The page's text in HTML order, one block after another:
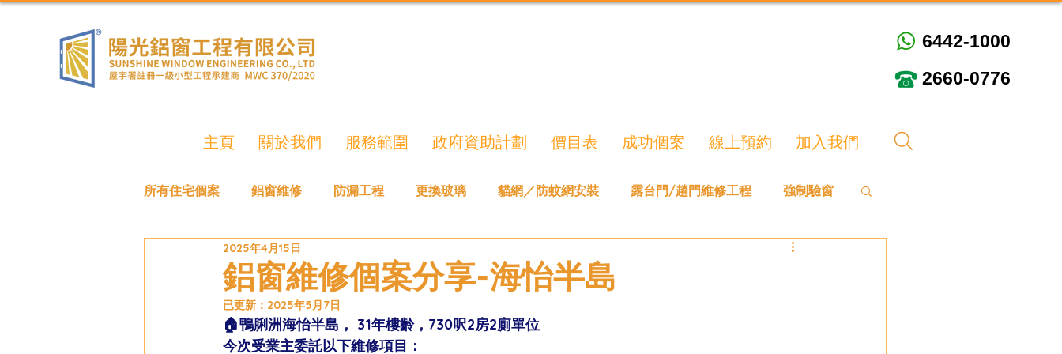
6442-1000
6442-1000
2660-0776
2660-0776
主頁 關於我們 服務範圍 政府資助計劃 價目表 成功個案 線上預約 加入我們
所有住宅個案 鋁窗維修 防漏工程 更換玻璃 貓網／防蚊網安裝 露台門/趟門維修工程 強制驗窗
鋁窗維修個案分享-海怡半島
2025年4月15日
已更新： 2025年5月7日
🏠鴨脷洲海怡半島， 31年樓齡，730呎2房2廁單位
今次受業主委託以下維修項目：